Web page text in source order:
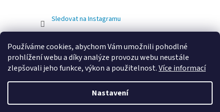
Používáme cookies, abychom Vám umožnili pohodlné
prohlížení webu a díky analýze provozu webu neustále
zlepšovali jeho funkce, výkon a použitelnost.Více informací
Nastavení
Sledovat na Instagramu
Vytvořil Shoptet